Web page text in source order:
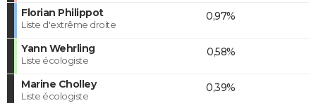
Florian Philippot
Liste d'extrême droite
0,97%
Yann Wehrling
Liste écologiste
0,58%
Marine Cholley
Liste écologiste
0,39%